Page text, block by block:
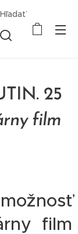
Hľadať
25
film
film